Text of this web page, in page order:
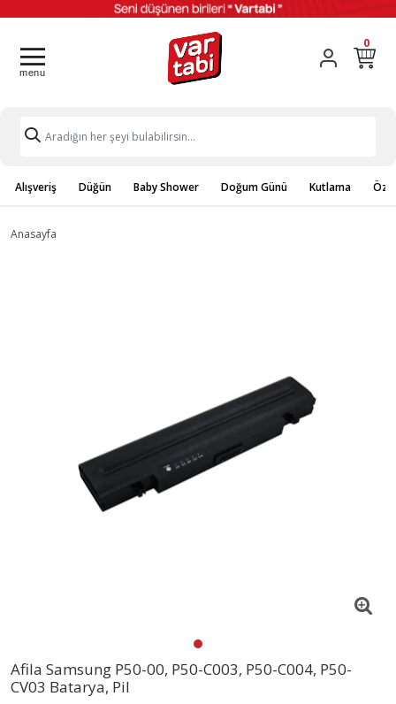
0
Alışveriş Düğün Baby Shower Doğum Günü Kutlama
Anasayfa
Afila Samsung P50-00, P50-C003, P50-C004, P50-
CV03 Batarya, Pil